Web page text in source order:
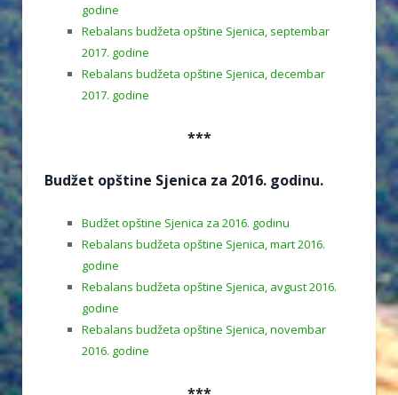
godine
Rebalans budžeta opštine Sjenica, septembar
2017. godine
Rebalans budžeta opštine Sjenica, decembar
2017. godine
***
Budžet opštine Sjenica za 2016. godinu.
Budžet opštine Sjenica za 2016. godinu
Rebalans budžeta opštine Sjenica, mart 2016.
godine
Rebalans budžeta opštine Sjenica, avgust 2016.
godine
Rebalans budžeta opštine Sjenica, novembar
2016. godine